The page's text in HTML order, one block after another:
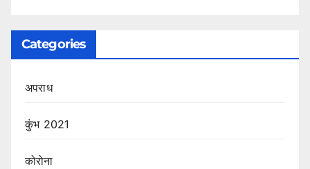
Categories
अपराध
कुंभ 2021
कोरोना